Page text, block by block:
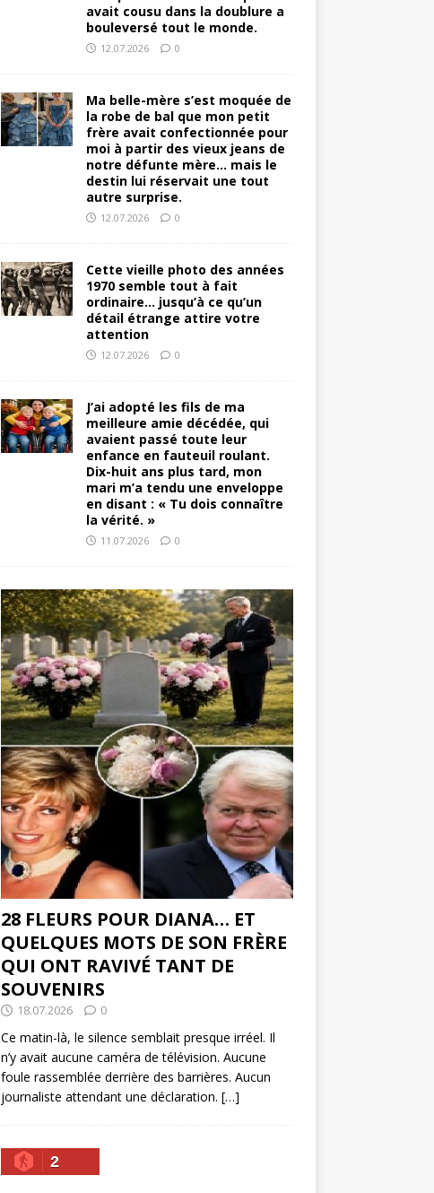
avait cousu dans la doublure a
bouleversé tout le monde.
12.07.2026 0
Ma belle-mère s’est moquée de
la robe de bal que mon petit
frère avait confectionnée pour
moi à partir des vieux jeans de
notre défunte mère… mais le
destin lui réservait une tout
autre surprise.
12.07.2026 0
Cette vieille photo des années
1970 semble tout à fait
ordinaire… jusqu’à ce qu’un
détail étrange attire votre
attention
12.07.2026 0
J’ai adopté les fils de ma
meilleure amie décédée, qui
avaient passé toute leur
enfance en fauteuil roulant.
Dix-huit ans plus tard, mon
mari m’a tendu une enveloppe
en disant : « Tu dois connaître
la vérité. »
11.07.2026 0
28 FLEURS POUR DIANA… ET
QUELQUES MOTS DE SON FRÈRE
QUI ONT RAVIVÉ TANT DE
SOUVENIRS
18.07.2026 0
Ce matin-là, le silence semblait presque irréel. Il
n’y avait aucune caméra de télévision. Aucune
foule rassemblée derrière des barrières. Aucun
journaliste attendant une déclaration. […]
2